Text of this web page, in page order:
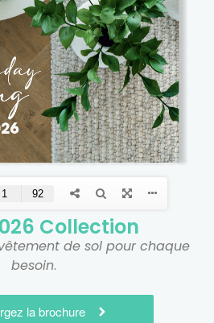
Collection
de sol pour chaque
besoin.
la brochure